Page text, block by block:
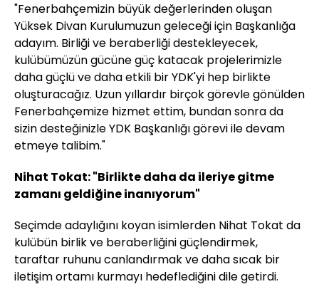
"Fenerbahçemizin büyük değerlerinden oluşan
Yüksek Divan Kurulumuzun geleceği için Başkanlığa
adayım. Birliği ve beraberliği destekleyecek,
kulübümüzün gücüne güç katacak projelerimizle
daha güçlü ve daha etkili bir YDK'yi hep birlikte
oluşturacağız. Uzun yıllardır birçok görevle gönülden
Fenerbahçemize hizmet ettim, bundan sonra da
sizin desteğinizle YDK Başkanlığı görevi ile devam
etmeye talibim."
Nihat Tokat: "Birlikte daha da ileriye gitme
zamanı geldiğine inanıyorum"
Seçimde adaylığını koyan isimlerden Nihat Tokat da
kulübün birlik ve beraberliğini güçlendirmek,
taraftar ruhunu canlandırmak ve daha sıcak bir
iletişim ortamı kurmayı hedeflediğini dile getirdi.